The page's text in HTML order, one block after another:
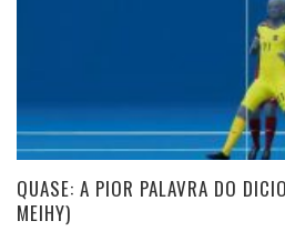
QUASE: A PIOR PALAVRA DO
MEIHY)